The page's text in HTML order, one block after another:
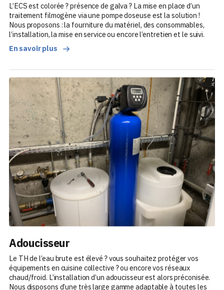
L’ECS est colorée ? présence de galva ? La mise en place d’un
traitement filmogène via une pompe doseuse est la solution !
Nous proposons : la fourniture du matériel, des consommables,
l’installation, la mise en service ou encore l’entretien et le suivi.
En savoir plus
Adoucisseur
Le TH de l’eau brute est élevé ? vous souhaitez protéger vos
équipements en cuisine collective ? ou encore vos réseaux
chaud/froid. L’installation d’un adoucisseur est alors préconisée.
Nous disposons d’une très large gamme adaptable à toutes les